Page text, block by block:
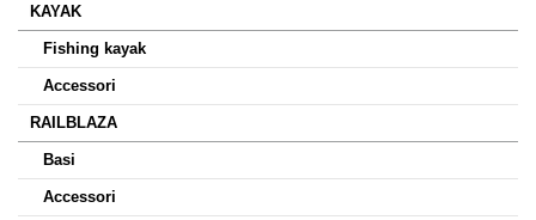
KAYAK
Fishing kayak
Accessori
RAILBLAZA
Basi
Accessori